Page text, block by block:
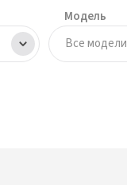
Модель
Все модели